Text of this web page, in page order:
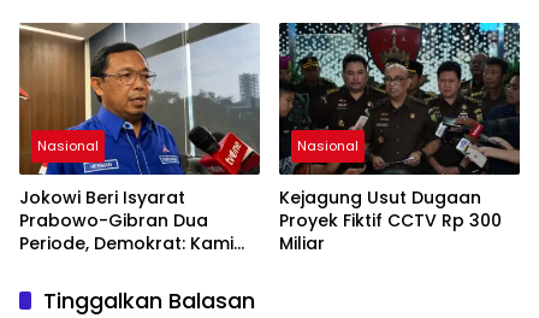
Nasional
Jokowi Beri Isyarat
Prabowo-Gibran Dua
Periode, Demokrat: Kami
Cita
Nasional
Kejagung Usut Dugaan
Proyek Fiktif CCTV Rp 300
Miliar
Tinggalkan Balasan